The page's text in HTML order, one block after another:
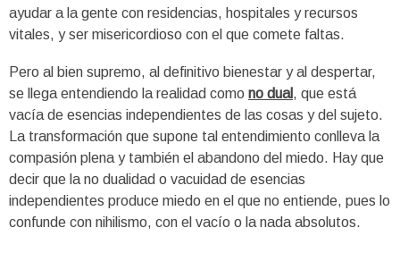
ayudar a la gente con residencias, hospitales y recursos
vitales, y ser misericordioso con el que comete faltas.
Pero al bien supremo, al definitivo bienestar y al despertar,
se llega entendiendo la realidad como no dual, que está
vacía de esencias independientes de las cosas y del sujeto.
La transformación que supone tal entendimiento conlleva la
compasión plena y también el abandono del miedo. Hay que
decir que la no dualidad o vacuidad de esencias
independientes produce miedo en el que no entiende, pues lo
confunde con nihilismo, con el vacío o la nada absolutos.